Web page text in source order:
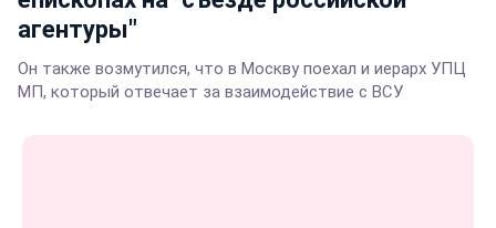
агентуры"
Он также возмутился, что в Москву поехал и иерарх УПЦ
МП, который отвечает за взаимодействие с ВСУ